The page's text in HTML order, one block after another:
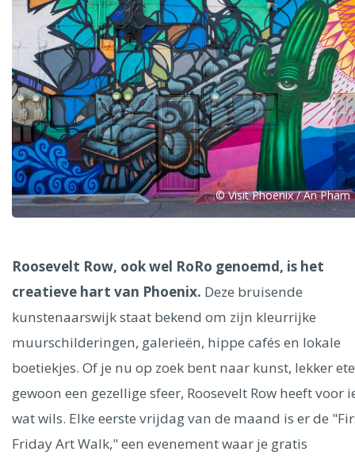
Phoenix
Dresden
Ålesund
Singapore
Rome Berlijn Mechelen
Dublin
Hong Kong München Wenen Budapest
Madrid
Vancouver
© Visit Phoenix / An Pham
Roosevelt Row, ook wel RoRo genoemd, is het
creatieve hart van Phoenix. Deze bruisende
kunstenaarswijk staat bekend om zijn kleurrijke
muurschilderingen, galerieën, hippe cafés en lokale
boetiekjes. Of je nu op zoek bent naar kunst, lekker
gewoon een gezellige sfeer, Roosevelt Row heeft voor
wat wils. Elke eerste vrijdag van de maand is er de
Friday Art Walk," een evenement waar je gratis